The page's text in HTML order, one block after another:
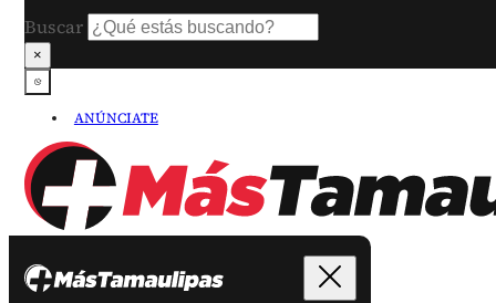
Buscar
×
ANÚNCIATE